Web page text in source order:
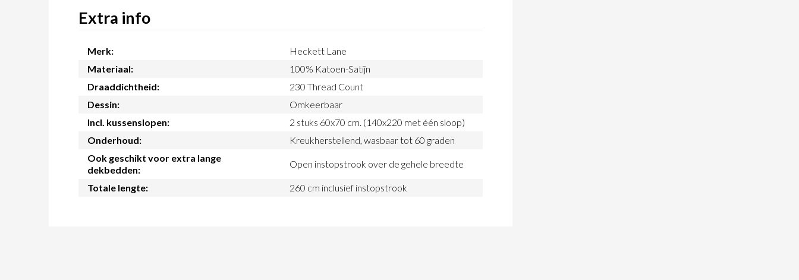
Extra info
Merk:
Heckett Lane
Materiaal:
100% Katoen-Satijn
Draaddichtheid:
230 Thread Count
Dessin:
Omkeerbaar
Incl. kussenslopen:
2 stuks 60x70 cm. (140x220 met één sloop)
Onderhoud:
Kreukherstellend, wasbaar tot 60 graden
Ook geschikt voor extra lange
dekbedden:
Open instopstrook over de gehele breedte
Totale lengte: 260 cm inclusief instopstrook